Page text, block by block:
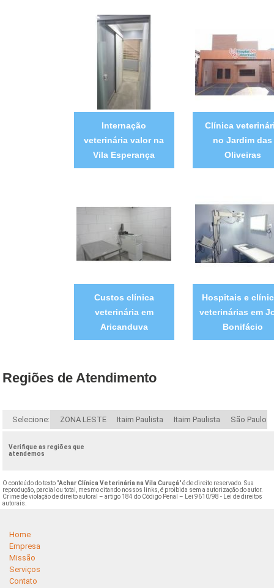
Internação
veterinária valor na
Vila Esperança
Clínica
no Jardim das
Oliveiras
Custos clínica
veterinária em
Aricanduva
Hospitais e
veterinárias em
Bonifácio
Regiões de Atendimento
Selecione: ZONA LESTE Itaim Paulista Itaim Paulista São Paulo
Verifique as regiões que
atendemos
O conteúdo do texto "Achar Clínica Veterinária na Vila Curuçá" é de direito reservado. Sua
reprodução, parcial ou total, mesmo citando nossos links, é proibida sem a autorização do autor.
Crime de violação de direito autoral – artigo 184 do Código Penal –
Lei 9610/98 - Lei de direitos
autorais
Home
Empresa
Missão
Serviços
Contato